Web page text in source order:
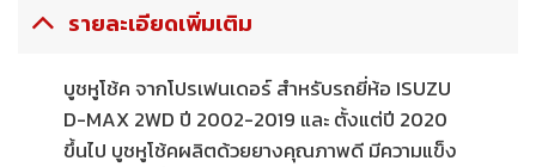
รายละเอียดเพิ่มเติม
บูชหูโช้ค จากโปรเฟนเดอร์ สำหรับรถยี่ห้อ ISUZU
D-MAX 2WD ปี 2002-2019 และ ตั้งแต่ปี 2020
ขึ้นไป บูชหูโช้คผลิตด้วยยางคุณภาพดี มีความแข็ง